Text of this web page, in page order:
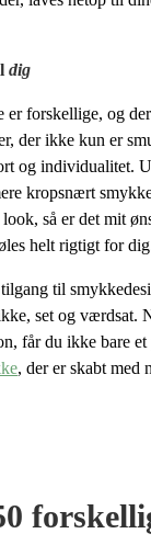
dig
er forskellige, og
der ikke kun er
og individualitet.
kropsnært
så er det mit
helt rigtigt for
til
set og værdsat.
får du ikke bare
, der er skabt med